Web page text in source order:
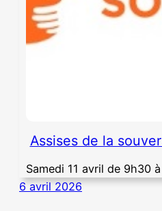
Assises de la
Samedi 11 avril de 9h30
6 avril 2026